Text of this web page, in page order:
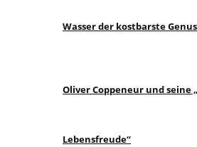
Wasser der kostbarste
Oliver Coppeneur und
Lebensfreude“